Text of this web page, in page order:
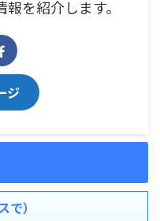
を紹介します。
ジ
）